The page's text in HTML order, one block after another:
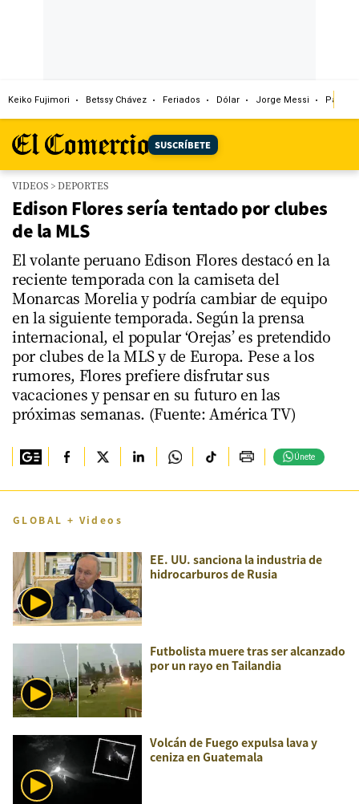
Keiko Fujimori Betssy Chávez Feriados Dólar Jorge Messi Papa
SUSCRÍBETE
VIDEOS >DEPORTES
Edison Flores sería tentado por clubes
de la MLS
El volante peruano Edison Flores destacó en la
reciente temporada con la camiseta del
Monarcas Morelia y podría cambiar de equipo
en la siguiente temporada. Según la prensa
internacional, el popular ‘Orejas’ es pretendido
por clubes de la MLS y de Europa. Pese a los
rumores, Flores prefiere disfrutar sus
vacaciones y pensar en su futuro en las
próximas semanas. (Fuente: América TV)
Únete
GLOBAL + Videos
EE. UU. sanciona la industria de
hidrocarburos de Rusia
Futbolista muere tras ser alcanzado
por un rayo en Tailandia
Volcán de Fuego expulsa lava y
ceniza en Guatemala